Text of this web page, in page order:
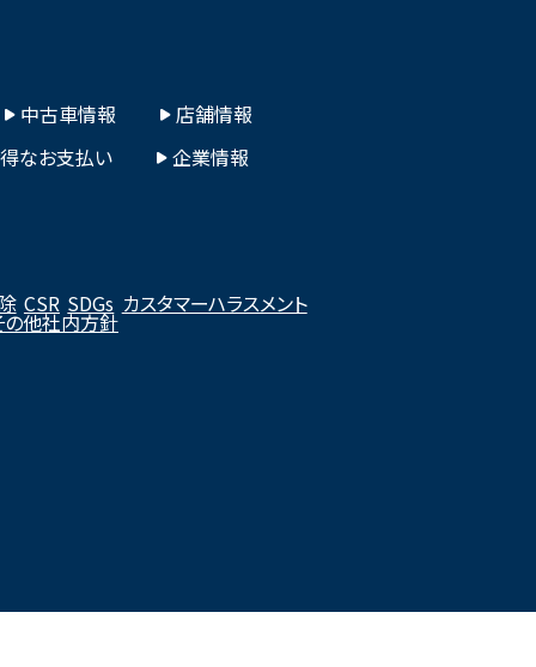
中古車情報
店舗情報
なお支払い
企業情報
CSR SDGs カスタマーハラスメント
の他社内方針